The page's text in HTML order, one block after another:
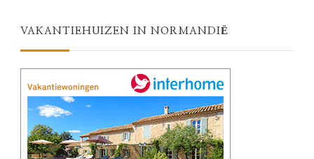
VAKANTIEHUIZEN IN NORMANDIË